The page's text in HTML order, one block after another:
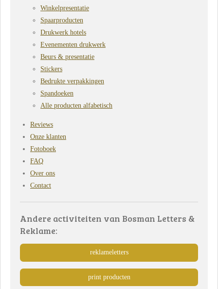
Winkelpresentatie
Spaarproducten
Drukwerk hotels
Evenementen drukwerk
Beurs & presentatie
Stickers
Bedrukte verpakkingen
Spandoeken
Alle producten alfabetisch
Reviews
Onze klanten
Fotoboek
FAQ
Over ons
Contact
Andere activiteiten van Bosman Letters &
Reklame:
reklameletters
print producten